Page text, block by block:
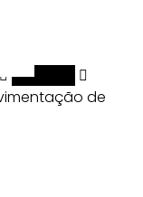
Aardwolf
de